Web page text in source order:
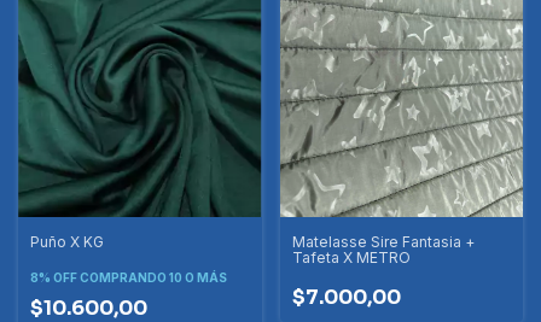
Puño X KG
8% OFFCOMPRANDO 10 O MÁS
$10.600,00
Matelasse Sire Fantasia +
Tafeta X METRO
$7.000,00